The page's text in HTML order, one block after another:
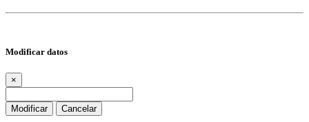
Modificar datos
×
Modificar Cancelar